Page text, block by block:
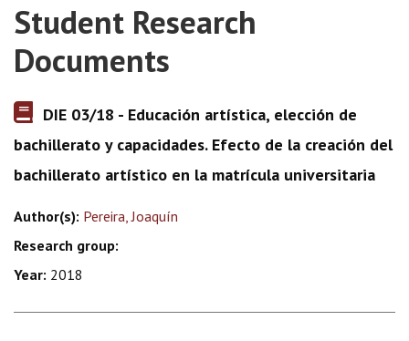
Student Research
Documents
DIE 03/18 - Educación artística, elección de
bachillerato y capacidades. Efecto de la creación del
bachillerato artístico en la matrícula universitaria
Author(s): Pereira, Joaquín
Research group:
Year: 2018